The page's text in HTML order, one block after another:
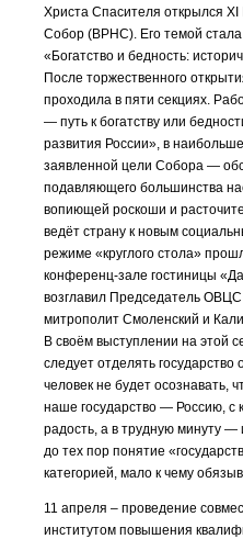
Христа Спасителя открылся
Собор (ВРНС). Его темой
«Богатство и бедность:
После торжественного
проходила в пяти секциях.
— путь к богатству или
развития России», в
заявленной цели Собора —
подавляющего большинства
вопиющей роскоши и
ведёт страну к новым
режиме «круглого стола»
конференц-зале гостиницы
возглавил Председатель
митрополит Смоленский и
В своём выступлении на этой
следует отделять
человек не будет осознавать,
наше государство — Россию, с
радость, а в трудную минуту —
до тех пор понятие
категорией, мало к чему
11 апреля – проведение
институтом повышения